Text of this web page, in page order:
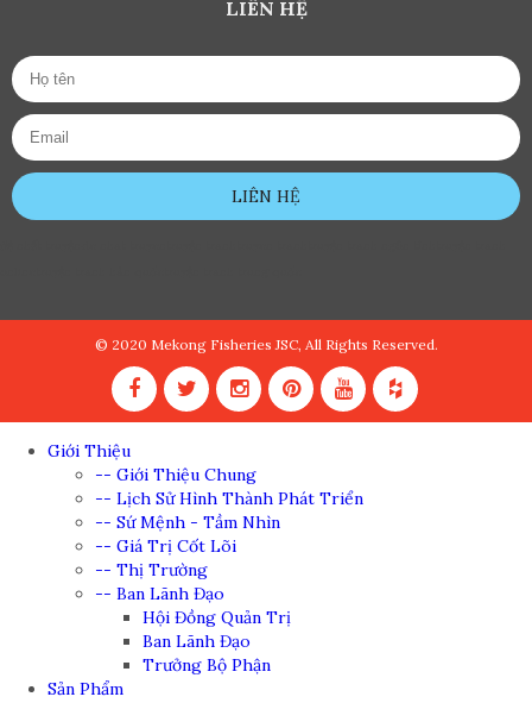
LIÊN HỆ
LIÊN HỆ
© 2020 Mekong Fisheries JSC, All Rights Reserved.
Giới Thiệu
-- Giới Thiệu Chung
-- Lịch Sử Hình Thành Phát Triển
-- Sứ Mệnh - Tầm Nhìn
-- Giá Trị Cốt Lõi
-- Thị Trường
-- Ban Lãnh Đạo
Hội Đồng Quản Trị
Ban Lãnh Đạo
Trưởng Bộ Phận
Sản Phẩm